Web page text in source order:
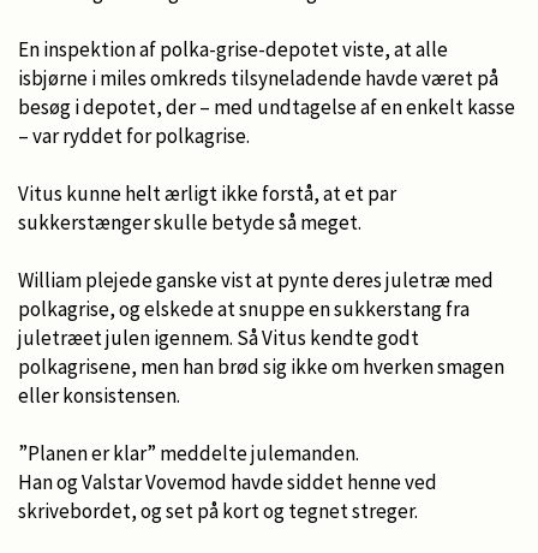
En inspektion af polka-grise-depotet viste, at alle
isbjørne i miles omkreds tilsyneladende havde været på
besøg i depotet, der – med undtagelse af en enkelt kasse
– var ryddet for polkagrise.
Vitus kunne helt ærligt ikke forstå, at et par
sukkerstænger skulle betyde så meget.
William plejede ganske vist at pynte deres juletræ med
polkagrise, og elskede at snuppe en sukkerstang fra
juletræet julen igennem. Så Vitus kendte godt
polkagrisene, men han brød sig ikke om hverken smagen
eller konsistensen.
”Planen er klar” meddelte julemanden.
Han og Valstar Vovemod havde siddet henne ved
skrivebordet, og set på kort og tegnet streger.